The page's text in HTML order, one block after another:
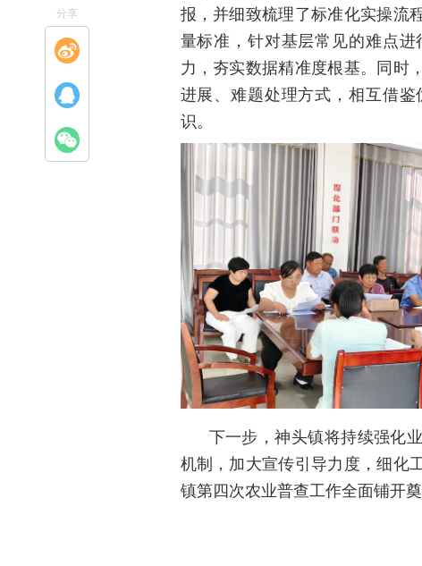
报，并细致梳理了标准化实操流
量标准，针对基层常见的难点
力，夯实数据精准度根基。同时
进展、难题处理方式，相互借
识。
下一步，神头镇将持续强化
机制，加大宣传引导力度，细化
镇第四次农业普查工作全面铺开奠
分享